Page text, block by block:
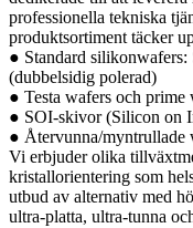
professionella tekniska
produktsortiment täcker
● Standard silikonwafers:
(dubbelsidig polerad)
● Testa wafers och prime
● SOI-skivor (Silicon on
● Återvunna/myntrullade
Vi erbjuder olika
kristallorientering som
utbud av alternativ med
ultra-platta, ultra-tunna